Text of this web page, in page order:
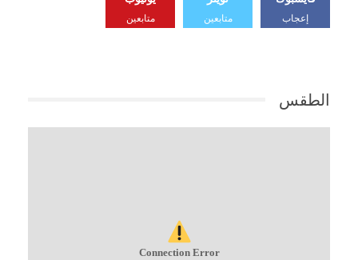
إعجاب متابعين متابعين
الطقس
Connection Error